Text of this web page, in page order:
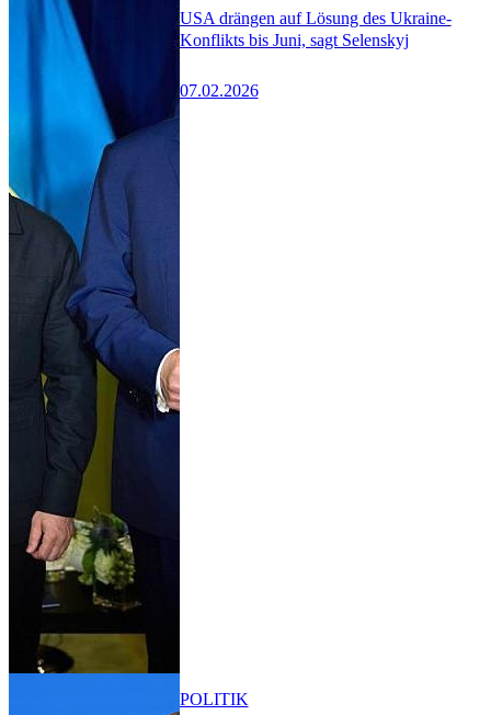
USA drängen auf Lösung des Ukraine-
Konflikts bis Juni, sagt Selenskyj
07.02.2026
POLITIK